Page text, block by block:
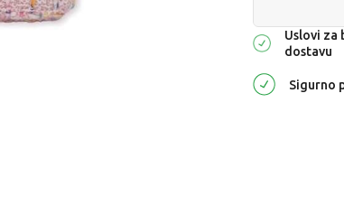
Uslovi za
dostavu
Sigurno